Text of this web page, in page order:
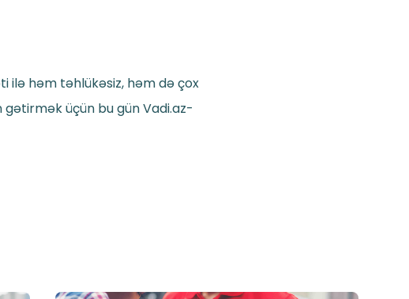
ilə həm təhlükəsiz, həm də çox
üçün bu gün Vadi.az-